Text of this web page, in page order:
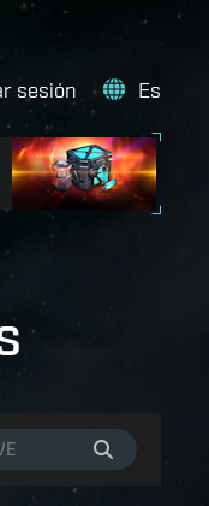
sesión Es